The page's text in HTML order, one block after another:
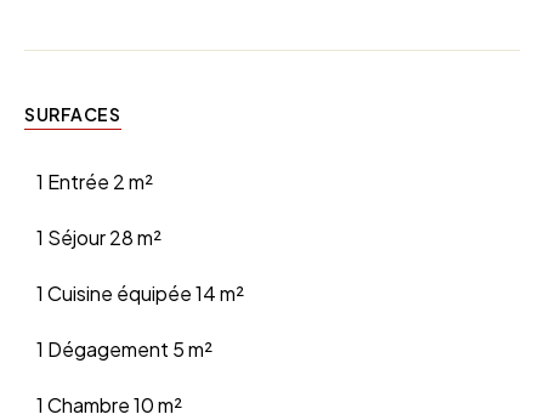
SURFACES
1 Entrée 2 m²
1 Séjour28 m²
1 Cuisine équipée14 m²
1 Dégagement 5 m²
1 Chambre10 m²